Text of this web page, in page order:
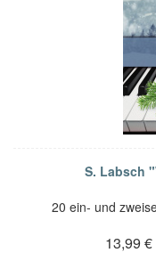
S. Labsch
20 ein- und
13,99 €